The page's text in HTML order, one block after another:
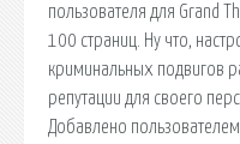
пользователя для Grand
100 страниц. Ну что,
криминальных подвигов
репутации для своего
Добавлено